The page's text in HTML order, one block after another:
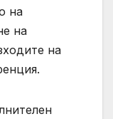
на
на
на